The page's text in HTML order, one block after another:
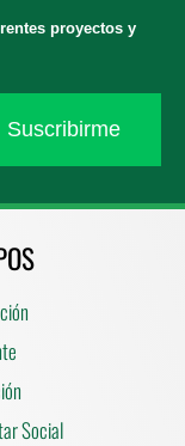
proyectos y
Social